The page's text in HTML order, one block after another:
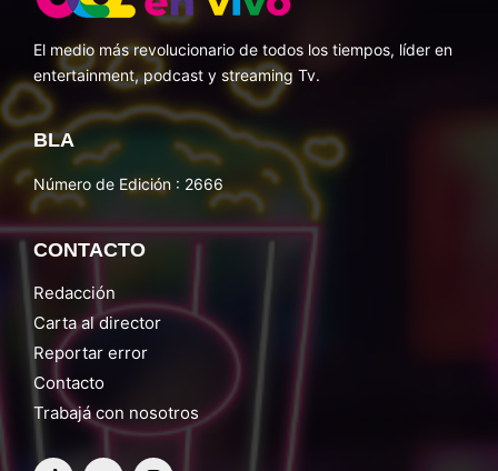
El medio más revolucionario de todos los tiempos, líder en
entertainment, podcast y streaming Tv.
BLA
Número de Edición : 2666
CONTACTO
Redacción
Carta al director
Reportar error
Contacto
Trabajá con nosotros